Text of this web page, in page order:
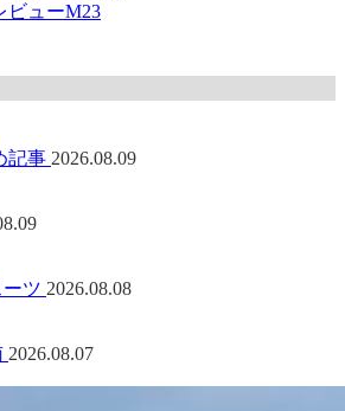
ビューM23
記事 2026.08.09
ツ 2026.08.08
2026.08.07